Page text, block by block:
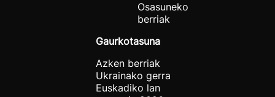
Osasuneko
berriak
Gaurkotasuna
Azken berriak
Ukrainako gerra
Euskadiko lan